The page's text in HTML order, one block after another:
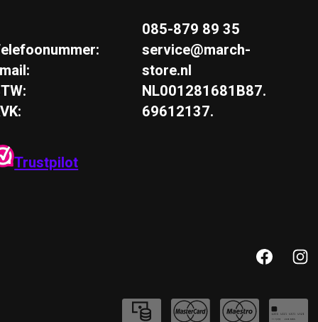
085-879 89 35
service@march-
store.nl
NL001281681B87.
69612137.
Trustpilot